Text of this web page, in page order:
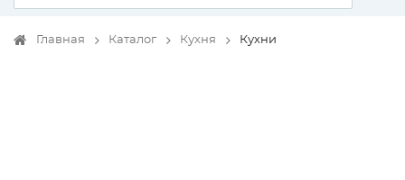
Главная Каталог Кухня Кухни